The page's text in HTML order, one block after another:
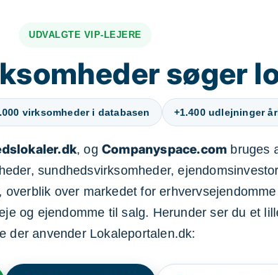
UDVALGTE VIP-LEJERE
søger
virksomheder i databasen +1.400 udlejninger
, og Companyspace.com bruges
sundhedsvirksomheder,
over markedet for
og ejendomme til salg. Herunder ser du et
der anvender Lokaleportalen.dk: